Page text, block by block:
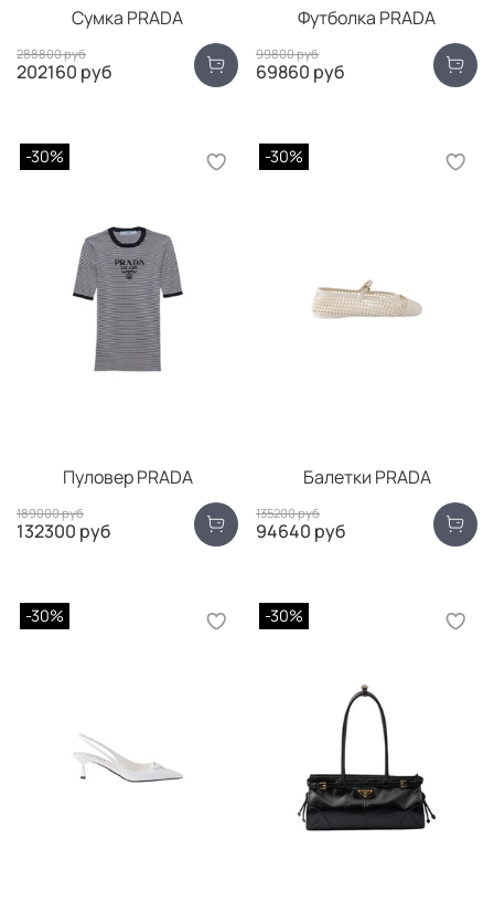
Сумка PRADA
288800 руб
202160 руб
Футболка PRADA
99800 руб
69860 руб
-30%
Пуловер PRADA
189000 руб
132300 руб
-30%
Балетки PRADA
135200 руб
94640 руб
-30% -30%